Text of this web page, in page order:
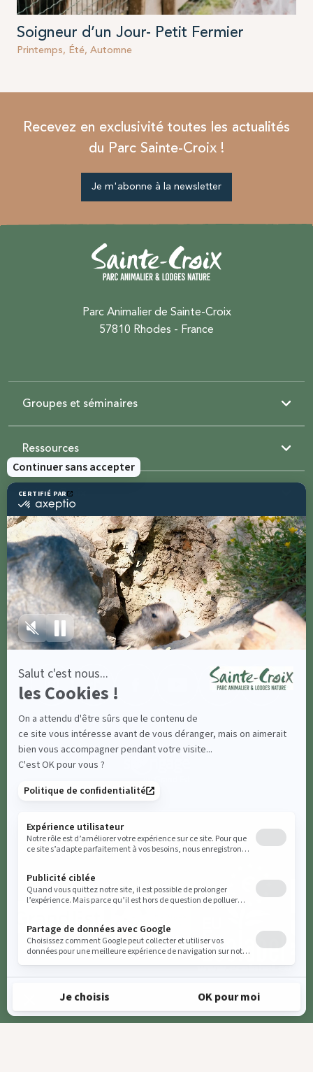
Soigneur d’un Jour- Petit Fermier
Printemps, Été, Automne
Recevez en exclusivité toutes les actualités
du Parc Sainte-Croix !
Je m'abonne à la newsletter
Parc Animalier de Sainte-Croix
57810 Rhodes - France
Groupes et séminaires
Ressources
Sainte-Croix
Contactez-nous
Partagez avec
#parcsaintecroix